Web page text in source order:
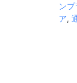
ン
ア,